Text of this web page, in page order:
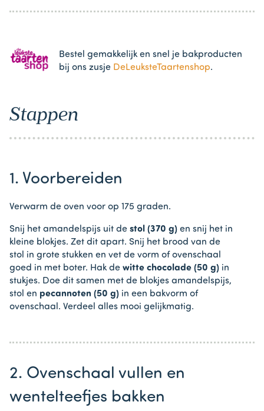
Bestel gemakkelijk en snel je bakproducten
bij ons zusje DeLeuksteTaartenshop.
Stappen
1. Voorbereiden
Verwarm de oven voor op 175 graden.
Snij het amandelspijs uit de stol (370 g) en snij het in
kleine blokjes. Zet dit apart. Snij het brood van de
stol in grote stukken en vet de vorm of ovenschaal
goed in met boter. Hak de witte chocolade (50 g) in
stukjes. Doe dit samen met de blokjes amandelspijs,
stol en pecannoten (50 g) in een bakvorm of
ovenschaal. Verdeel alles mooi gelijkmatig.
2. Ovenschaal vullen en
wentelteefjes bakken